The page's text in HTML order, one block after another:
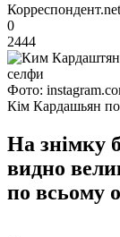
0
2444
Фото:
Кім Кардашьян
На знімку
видно
по всьому